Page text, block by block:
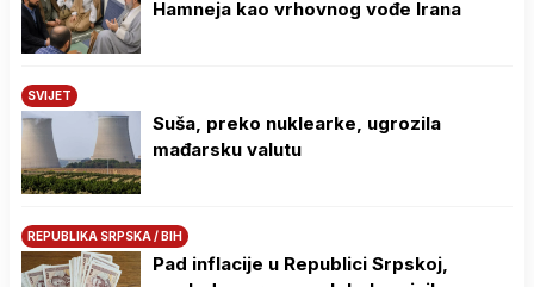
Hamneja kao vrhovnog vođe Irana
SVIJET
Suša, preko nuklearke, ugrozila
mađarsku valutu
REPUBLIKA SRPSKA / BIH
Pad inflacije u Republici Srpskoj,